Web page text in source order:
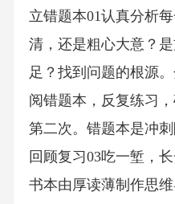
立错题本01认真分析
清，还是粗心大意？
足？找到问题的根源
阅错题本，反复练习
第二次。错题本是冲
回顾复习03吃一堑，
书本由厚读薄制作思